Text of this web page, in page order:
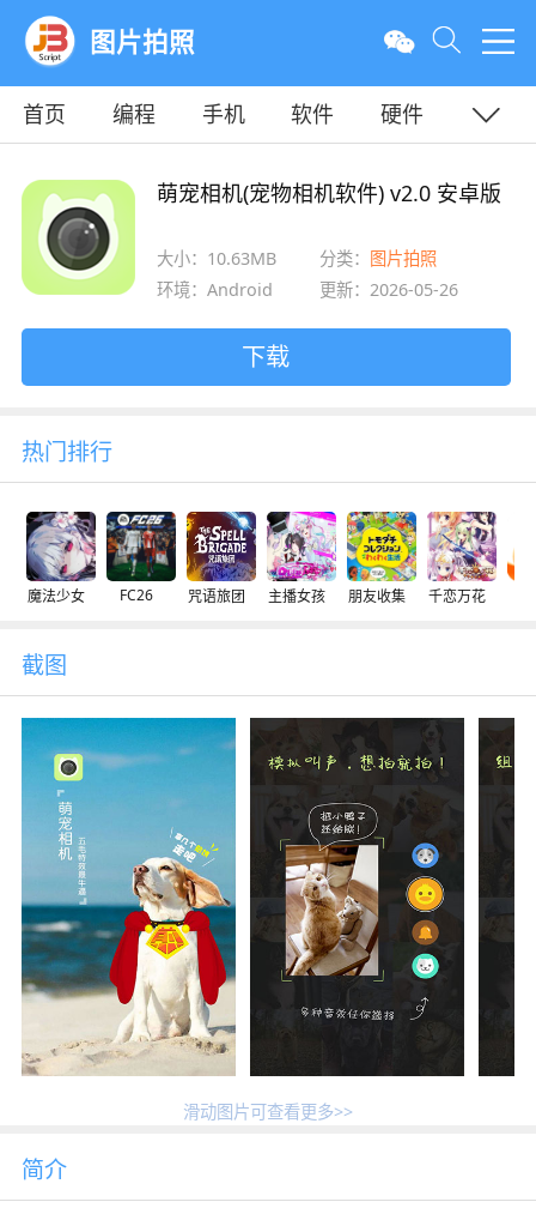
图片拍照
首页 编程 手机 软件
硬件
萌宠相机(宠物相机软件) v2.0 安卓版
大小：10.63MB 分类： 图片拍照
环境：Android
更新：2026-05-26
下载
热门排行
魔法少女 FC26 咒语旅团 主播女孩 朋友收集 千恋万花
截图
滑动图片可查看更多>>
简介